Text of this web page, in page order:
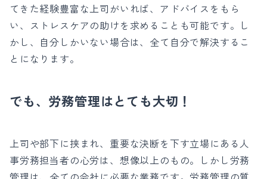
てきた経験豊富な上司がいれば、アドバイスをもら
い、ストレスケアの助けを求めることも可能です。し
かし、自分しかいない場合は、全て自分で解決するこ
とになります。
でも、 労務管理はとても大切！
上司や部下に挟まれ、重要な決断を下す立場にある人
事労務担当者の心労は、想像以上のもの。しかし労務